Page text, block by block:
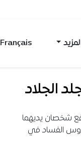
Français
الجلاد
شخصان يديهما
الفساد في